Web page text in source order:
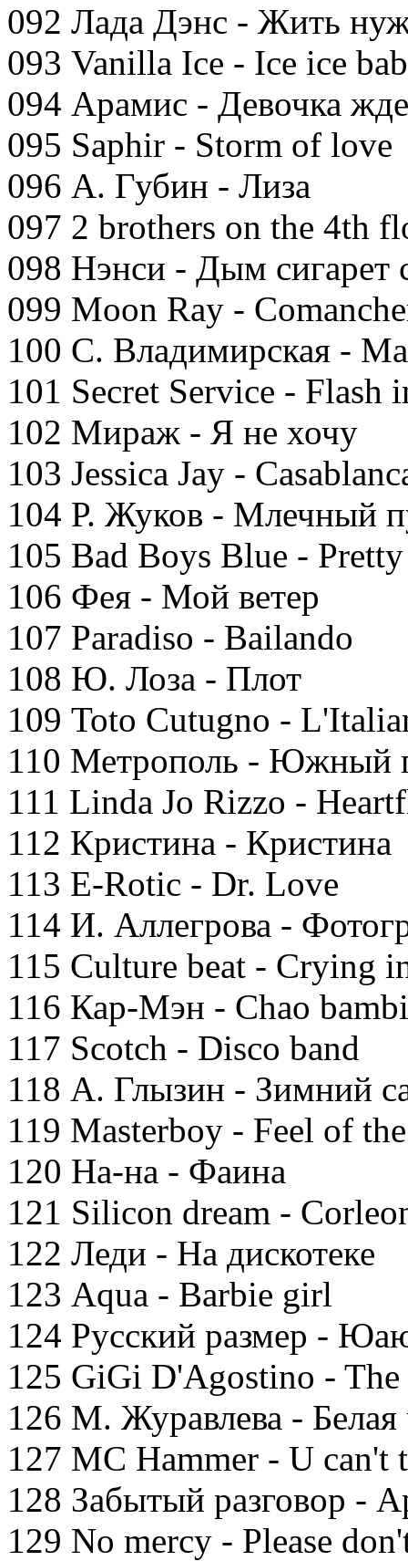
092 Лада Дэнс - Жить
093 Vanilla Ice - Ice ice
094 Арамис - Девочка
095 Saphir - Storm of love
096 А. Губин - Лиза
097 2 brothers on the 4th
098 Нэнси - Дым сигарет
099 Moon Ray -
100 С. Владимирская -
101 Secret Service - Flash
102 Мираж - Я не хочу
103 Jessica Jay -
104 Р. Жуков - Млечный
105 Bad Boys Blue -
106 Фея - Мой ветер
107 Paradiso - Bailando
108 Ю. Лоза - Плот
109 Toto Cutugno -
110 Метрополь - Южный
111 Linda Jo Rizzo -
112 Кристина - Кристина
113 E-Rotic - Dr. Love
114 И. Аллегрова -
115 Culture beat - Crying
116 Кар-Мэн - Chao
117 Scotch - Disco band
118 А. Глызин - Зимний
119 Masterboy - Feel of
120 На-на - Фаина
121 Silicon dream -
122 Леди - На дискотеке
123 Aqua - Barbie girl
124 Русский размер -
125 GiGi D'Agostino -
126 М. Журавлева - Белая
127 MC Hammer - U can't
128 Забытый разговор -
129 No mercy - Please